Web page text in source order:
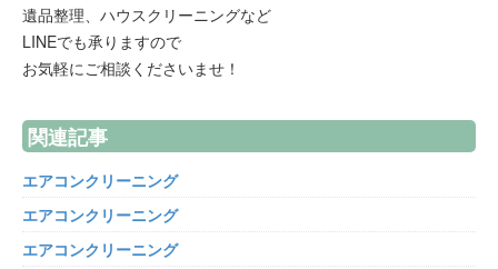
遺品整理、ハウスクリーニングなど
LINEでも承りますので
お気軽にご相談くださいませ！
関連記事
エアコンクリーニング
エアコンクリーニング
エアコンクリーニング